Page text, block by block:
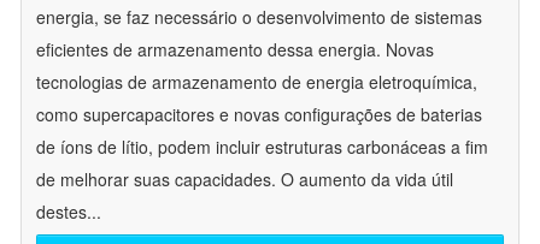
energia, se faz necessário o desenvolvimento de sistemas
eficientes de armazenamento dessa energia. Novas
tecnologias de armazenamento de energia eletroquímica,
como supercapacitores e novas configurações de baterias
de íons de lítio, podem incluir estruturas carbonáceas a fim
de melhorar suas capacidades. O aumento da vida útil
destes...